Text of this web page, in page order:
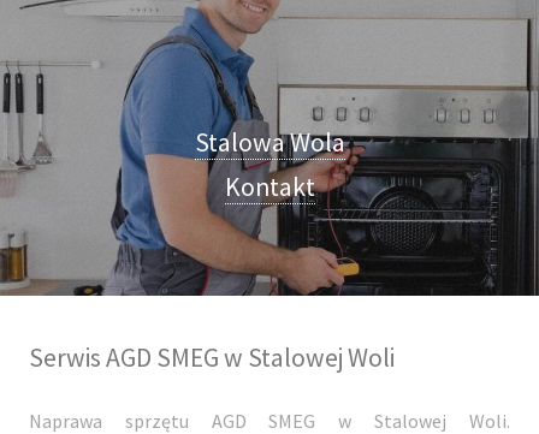
Stalowa Wola
Kontakt
Serwis AGD SMEG w Stalowej Woli
Naprawa sprzętu AGD SMEG w Stalowej Woli.